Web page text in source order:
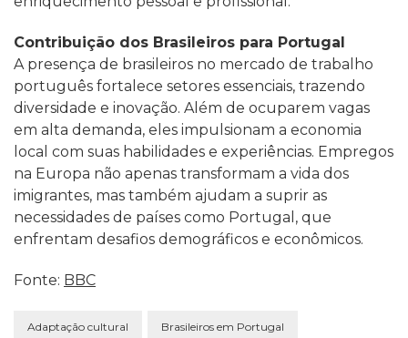
Contribuição dos Brasileiros para Portugal
A presença de brasileiros no mercado de trabalho
português fortalece setores essenciais, trazendo
diversidade e inovação. Além de ocuparem vagas
em alta demanda, eles impulsionam a economia
local com suas habilidades e experiências. Empregos
na Europa não apenas transformam a vida dos
imigrantes, mas também ajudam a suprir as
necessidades de países como Portugal, que
enfrentam desafios demográficos e econômicos.
Fonte: BBC
Adaptação cultural Brasileiros em Portugal